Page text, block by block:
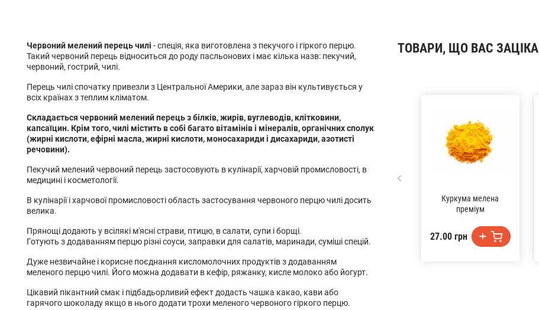
Червоний мелений перець чилі - спеція, яка виготовлена з пекучого і гіркого перцю.
Такий червоний перець відноситься до роду пасльонових і має кілька назв: пекучий,
червоний, гострий, чилі.
Перець чилі спочатку привезли з Центральної Америки, але зараз він культивується у
всіх країнах з теплим кліматом.
Складається червоний мелений перець з білків, жирів, вуглеводів, клітковини,
капсаїцин. Крім того, чилі містить в собі багато вітамінів і мінералів, органічних сполук
(жирні кислоти, ефірні масла, жирні кислоти, моносахариди і дисахариди, азотисті
речовини).
Пекучий мелений червоний перець застосовують в кулінарії, харчовій промисловості, в
медицині і косметології.
В кулінарії і харчової промисловості область застосування червоного перцю чилі досить
велика.
Прянощі додають у всілякі м'ясні страви, птицю, в салати, супи і борщі.
Готують з додаванням перцю різні соуси, заправки для салатів, маринади, суміші спецій.
Дуже незвичайне і корисне поєднання кисломолочних продуктів з додаванням
меленого перцю чилі. Його можна додавати в кефір, ряжанку, кисле молоко або йогурт.
Цікавий пікантний смак і підбадьорливий ефект додасть чашка какао, кави або
гарячого шоколаду якщо в нього додати трохи меленого червоного гіркого перцю.
ТОВАРИ, ЩО ВАС
Куркума мелена
преміум
27.00 грн